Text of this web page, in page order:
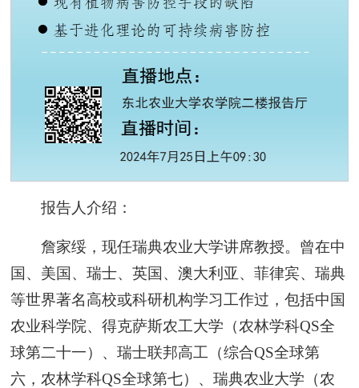
报告人介绍：
詹家绥，现任瑞典农业大学讲席教授。曾在中
国、美国、瑞士、英国、澳大利亚、菲律宾、瑞典
等世界著名高校或科研机构学习工作过，包括中国
农业科学院、得克萨斯农工大学（农林学科QS全
球第二十一）、瑞士联邦高工（综合QS全球第
六，农林学科QS全球第七）、瑞典农业大学（农